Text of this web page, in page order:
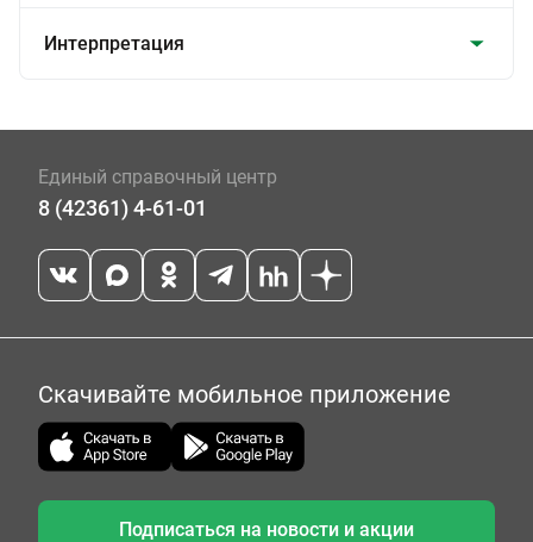
Интерпретация
Единый справочный центр
8 (42361) 4-61-01
Скачивайте мобильное приложение
Подписаться на новости и акции